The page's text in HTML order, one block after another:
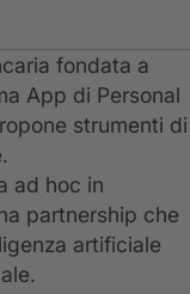
fondata a
App di Personal
strumenti di
ad hoc in
partnership che
artificiale